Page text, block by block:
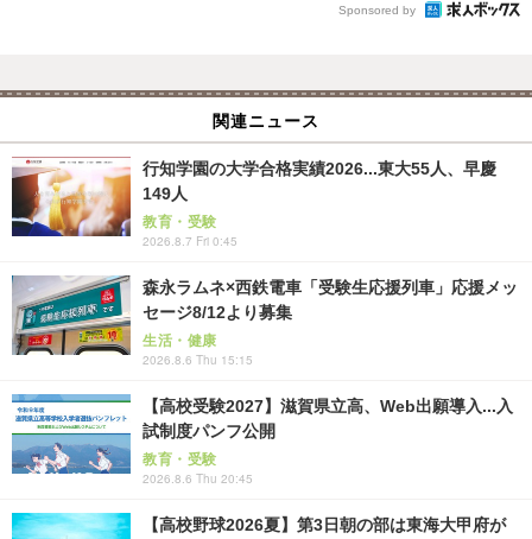
Sponsored by
関連ニュース
行知学園の大学合格実績2026...東大55人、早慶
149人
教育・受験
2026.8.7 Fri 0:45
森永ラムネ×西鉄電車「受験生応援列車」応援メッ
セージ8/12より募集
生活・健康
2026.8.6 Thu 15:15
【高校受験2027】滋賀県立高、Web出願導入...入
試制度パンフ公開
教育・受験
2026.8.6 Thu 20:45
【高校野球2026夏】第3日朝の部は東海大甲府が